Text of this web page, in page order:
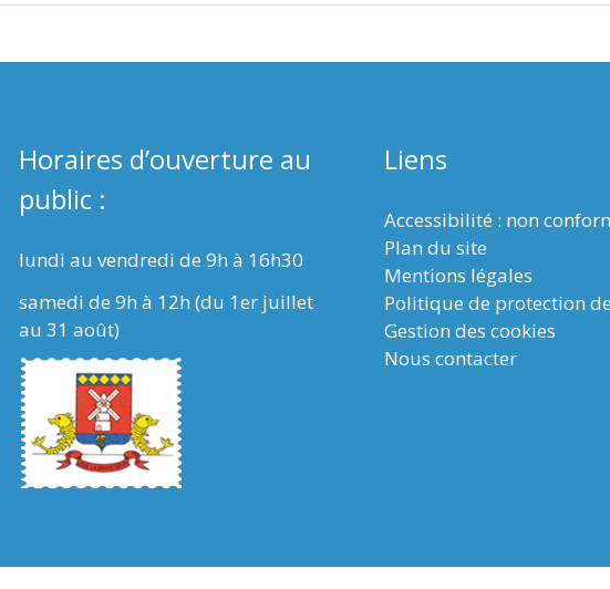
Horaires d’ouverture au
public :
lundi au vendredi de 9h à 16h30
samedi de 9h à 12h (du 1er juillet
au 31 août)
Liens
Accessibilité : non
Plan du site
Mentions légales
Politique de protection
Gestion des cookies
Nous contacter